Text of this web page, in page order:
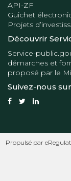
API-ZF
Guichet
Projets
Découvrir
Service-
démarches et
proposé par le
Suivez-nous
Propulsé par